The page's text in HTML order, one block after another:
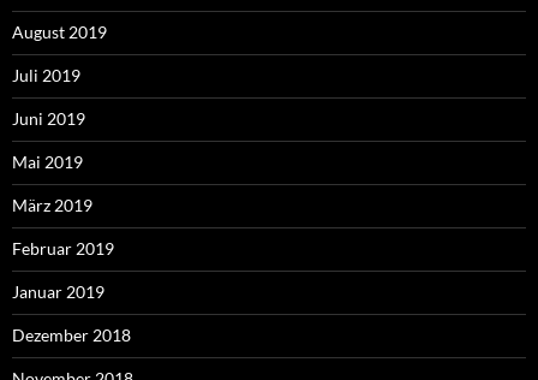
August 2019
Juli 2019
Juni 2019
Mai 2019
März 2019
Februar 2019
Januar 2019
Dezember 2018